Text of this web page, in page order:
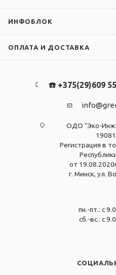
ИНФОБЛОК
ОПЛАТА И ДОСТАВКА
☎️ +375(29)609
ОДО "Эко-
Регистрация в
от
г. Минск, ул.
пн.-пт.: с
сб.-вс.: с